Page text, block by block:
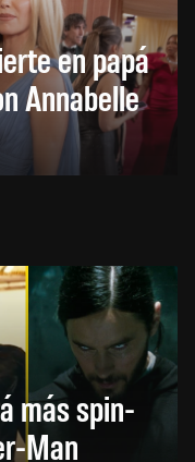
en papá
Annabelle
más spin-
Man